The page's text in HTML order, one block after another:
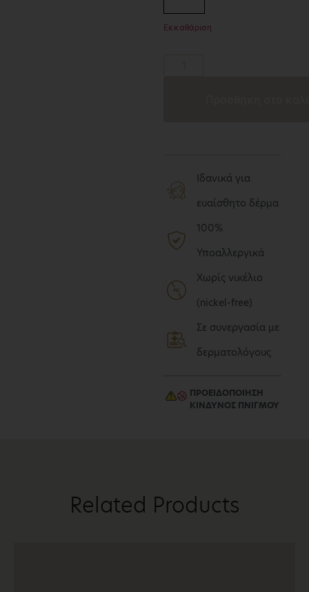
Εκκαθάριση
Ιδανικά για
ευαίσθητο δέρμα
100%
Υποαλλεργικά
Χωρίς νικέλιο
(nickel-free)
Σε συνεργασία με
δερματολόγους
ΠΡΟΕΙΔΟΠΟΙΗΣΗ
ΚΙΝΔΥΝΟΣ ΠΝΙΓΜΟΥ​
Related Products